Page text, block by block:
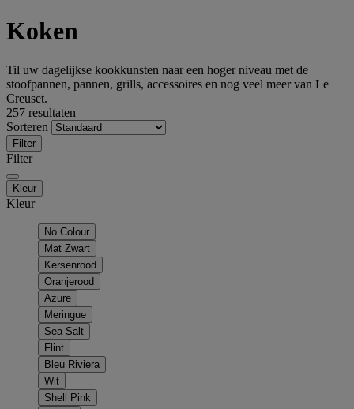
Koken
Til uw dagelijkse kookkunsten naar een hoger niveau met de
stoofpannen, pannen, grills, accessoires en nog veel meer van Le
Creuset.
257 resultaten
Sorteren
Filter
Filter
Kleur
Kleur
No Colour
Mat Zwart
Kersenrood
Oranjerood
Azure
Meringue
Sea Salt
Flint
Bleu Riviera
Wit
Shell Pink